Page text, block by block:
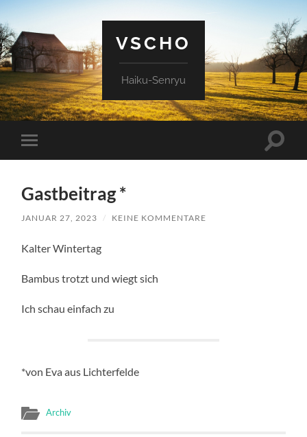
VSCHO
Haiku-Senryu
Mobile-
Menü
Gastbeitrag *
JANUAR 27, 2023 / KEINE KOMMENTARE
Kalter Wintertag
Bambus trotzt und wiegt sich
Ich schau einfach zu
*von Eva aus Lichterfelde
Archiv